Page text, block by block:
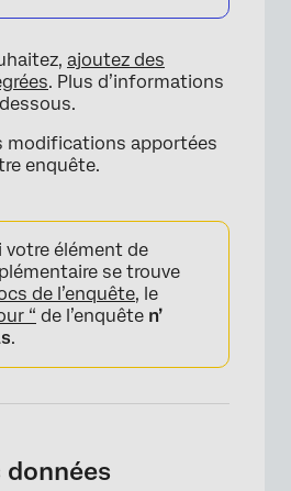
ajoutez des
. Plus d’informations
modifications apportées
enquête.
votre élément de
se trouve
de l’enquête, le
“ de l’enquête n’
.